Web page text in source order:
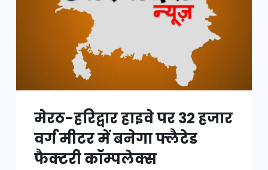
मेरठ-हरिद्वार हाइवे पर 32 हजार
वर्ग मीटर में बनेगा फ्लैटेड
फैक्टरी कॉम्पलेक्स